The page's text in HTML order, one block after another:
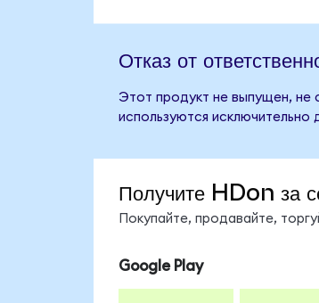
Отказ от
Этот продукт не выпущен, не
используются исключительно
Получите HDon за
Покупайте, продавайте,
Google Play